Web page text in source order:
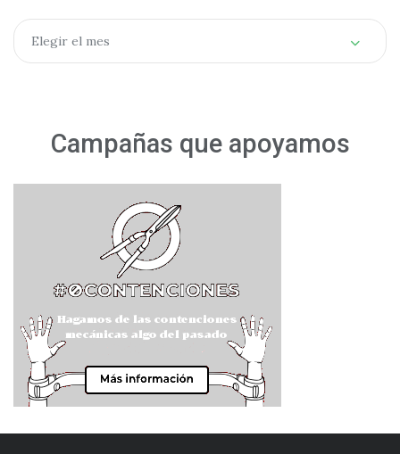
Archivos
Elegir el mes
Campañas que apoyamos